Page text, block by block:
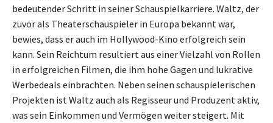
bedeutender Schritt in seiner Schauspielkarriere. Waltz, der
zuvor als Theaterschauspieler in Europa bekannt war,
bewies, dass er auch im Hollywood-Kino erfolgreich sein
kann. Sein Reichtum resultiert aus einer Vielzahl von Rollen
in erfolgreichen Filmen, die ihm hohe Gagen und lukrative
Werbedeals einbrachten. Neben seinen schauspielerischen
Projekten ist Waltz auch als Regisseur und Produzent aktiv,
was sein Einkommen und Vermögen weiter steigert. Mit